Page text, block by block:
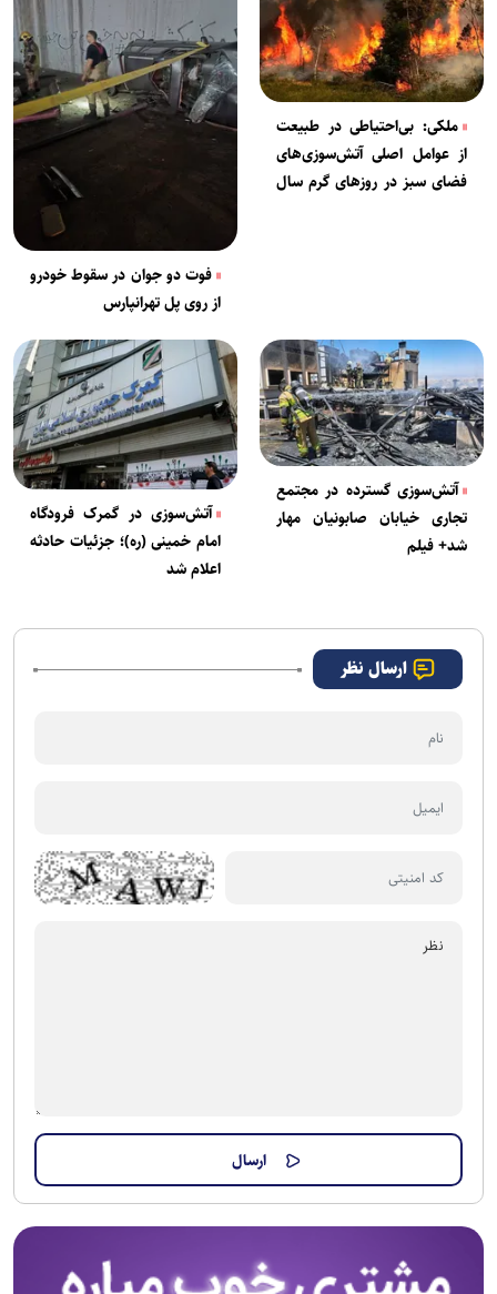
ملکی: بی‌احتیاطی در طبیعت
از عوامل اصلی آتش‌سوزی‌های
فضای سبز در روزهای گرم سال
فوت دو جوان در سقوط خودرو
از روی پل تهرانپارس
آتش‌سوزی گسترده در مجتمع
تجاری خیابان صابونیان مهار
شد+ فیلم
آتش‌سوزی در گمرک فرودگاه
امام خمینی (ره)؛ جزئیات حادثه
اعلام شد
ارسال نظر